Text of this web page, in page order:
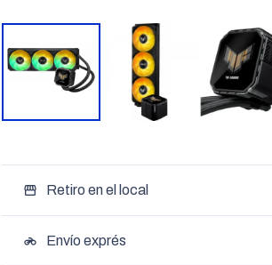
storefront Retiro en el local
motorcycle Envío exprés